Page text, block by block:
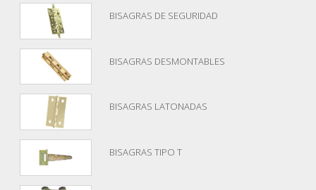
BISAGRAS DE SEGURIDAD
BISAGRAS DESMONTABLES
BISAGRAS LATONADAS
BISAGRAS TIPO T